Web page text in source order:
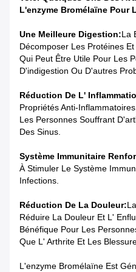
L'enzyme Bromélaïne Pour
Une Meilleure Digestion:La
Décomposer Les Protéines
Qui Peut Être Utile Pour Les
D'indigestion Ou D'autres
Réduction De L'
Propriétés Anti-
Les Personnes Souffrant
Des Sinus.
Système Immunitaire
À Stimuler Le Système
Infections.
Réduction De La Douleur:
Réduire La Douleur Et L'
Bénéfique Pour Les
Que L' Arthrite Et Les
L'enzyme Bromélaïne Est